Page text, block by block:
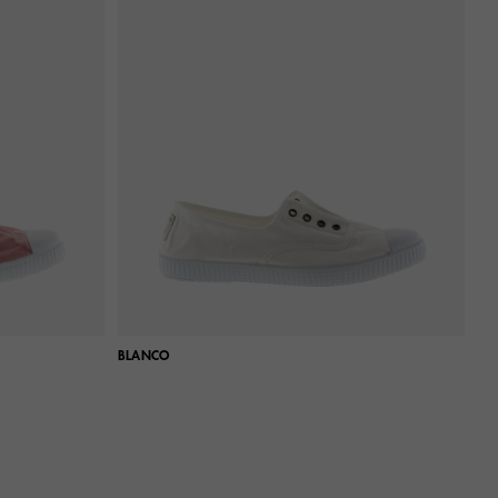
BLANCO